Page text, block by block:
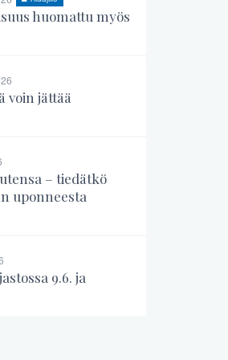
huomattu myös
voin jättää
– tiedätkö
uponneesta
9.6. ja